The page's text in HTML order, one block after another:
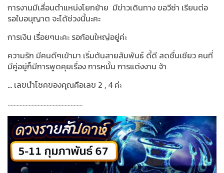
การงานมีเลื่อนตำแหน่งโยกย้าย มีข่าวเดินทาง ขอวีซ่า เรียนต่อ
รอใบอนุญาต จะได้ช่วงนี้นะคะ
การเงิน เรื่อยๆนะคะ รอก้อนใหญ่อยู่ค่ะ
ความรัก มีคนดีๆเข้ามา เริ่มต้นสายสัมพันธ์ ดี้ดี สดชื่นเชียว คนที่
มีคู่อยู่ก็มีการพูดคุยเรื่อง การหมั้น การแต่งงาน จ้า
... เลขนำโชคของคุณคือเลข 2 , 4 ค่ะ
..................................................